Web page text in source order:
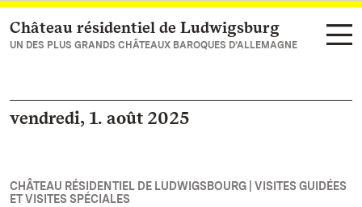
Vers la page d’accueil
Château résidentiel de Ludwigsburg
UN DES PLUS GRANDS CHÂTEAUX BAROQUES D’ALLEMAGNE
vendredi, 1. août 2025
CHÂTEAU RÉSIDENTIEL DE LUDWIGSBOURG | VISITES GUIDÉES
ET VISITES SPÉCIALES